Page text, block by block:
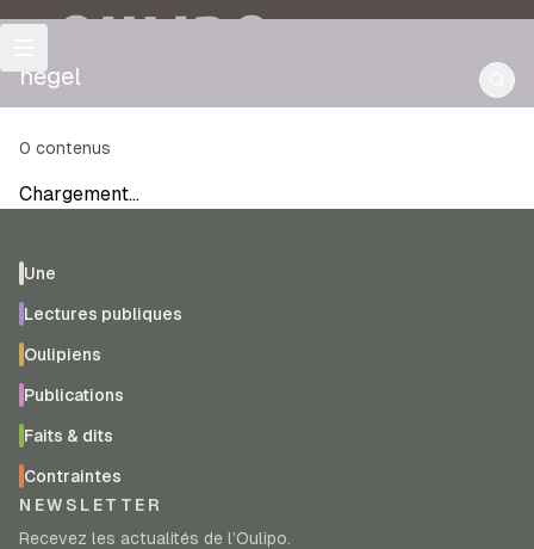
OULIPO
hegel
0 contenus
Chargement…
Une
Lectures publiques
Oulipiens
Publications
Faits & dits
Contraintes
NEWSLETTER
Recevez les actualités de l’Oulipo.